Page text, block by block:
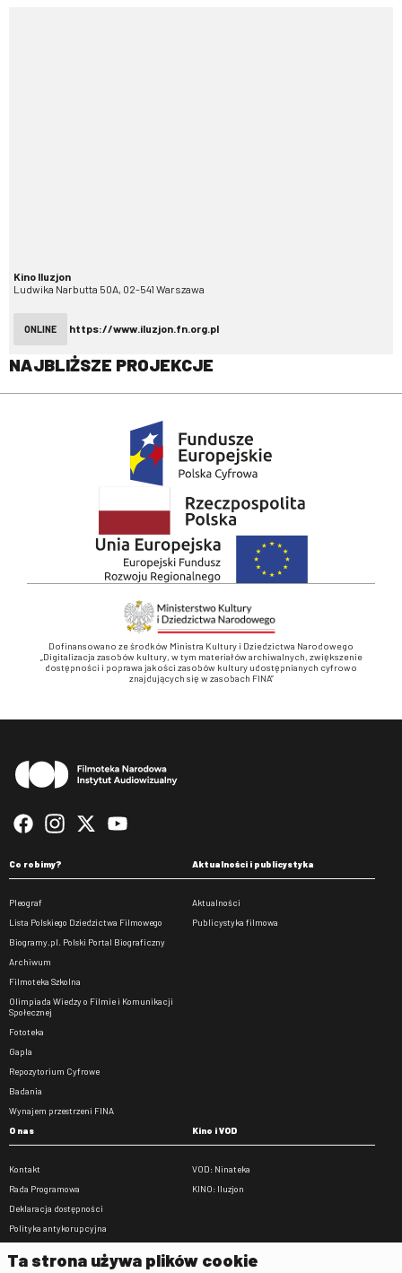
Kino Iluzjon
Ludwika Narbutta 50A, 02-541 Warszawa
ONLINE https://www.iluzjon.fn.org.pl
NAJBLIŻSZE PROJEKCJE
Dofinansowano ze środków Ministra Kultury i Dziedzictwa Narodowego
„Digitalizacja zasobów kultury, w tym materiałów archiwalnych, zwiększenie
dostępności i poprawa jakości zasobów kultury udostępnianych cyfrowo
znajdujących się w zasobach FINA”
Co robimy?
Pleograf
Lista Polskiego Dziedzictwa Filmowego
Biogramy.pl. Polski Portal Biograficzny
Archiwum
Filmoteka Szkolna
Olimpiada Wiedzy o Filmie i Komunikacji
Społecznej
Fototeka
Gapla
Repozytorium Cyfrowe
Badania
Wynajem przestrzeni FINA
Aktualności i publicystyka
Aktualności
Publicystyka filmowa
O nas
Kontakt
Rada Programowa
Deklaracja dostępności
Polityka antykorupcyjna
Zamówienia publiczne
Kino i VOD
VOD: Ninateka
KINO: Iluzjon
Ta strona używa plików cookie